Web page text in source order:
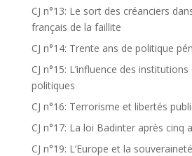
CJ n°13: Le sort des créanciers
français de la faillite
CJ n°14: Trente ans de politique
CJ n°15: L’influence des
politiques
CJ n°16: Terrorisme et libertés
CJ n°17: La loi Badinter après cinq
CJ n°19: L’Europe et la